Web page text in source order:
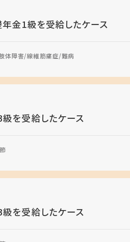
金1級を受給したケース
体障害 線維筋痛症 難病
を受給したケース
を受給したケース